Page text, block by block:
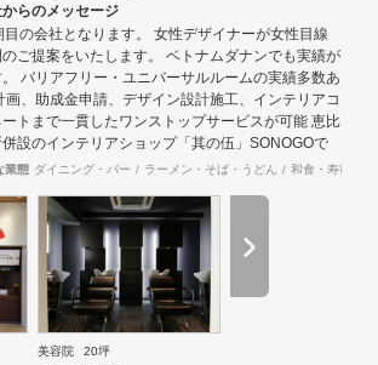
らのメッセージ
目の会社となります。 女性デザイナーが女性目線
ご提案をいたします。 ベトナムダナンでも実績が
バリアフリー・ユニバーサルルームの実績多数あ
画、助成金申請、デザイン設計施工、インテリアコ
トまで一貫したワンストップサービスが可能 恵比
設のインテリアショップ「其の伍」SONOGOで
ル家具をはじめアンティーク骨董家具の販売もし
業態 ダイニング・バー ラーメン・そば・うどん 和食・寿司
美容院 20坪